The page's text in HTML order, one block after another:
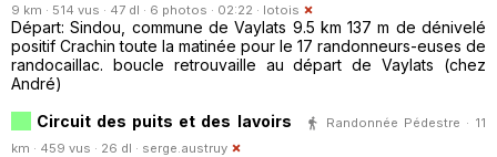
9 km · 514 vus · 47 dl · 6 photos · 02:22 · lotois
Départ: Sindou, commune de Vaylats 9.5 km 137 m de dénivelé
positif Crachin toute la matinée pour le 17 randonneurs-euses de
randocaillac. boucle retrouvaille au départ de Vaylats (chez
André)
Circuit des puits et des lavoirs
Randonnée Pédestre · 11
km · 459 vus · 26 dl · serge.austruy